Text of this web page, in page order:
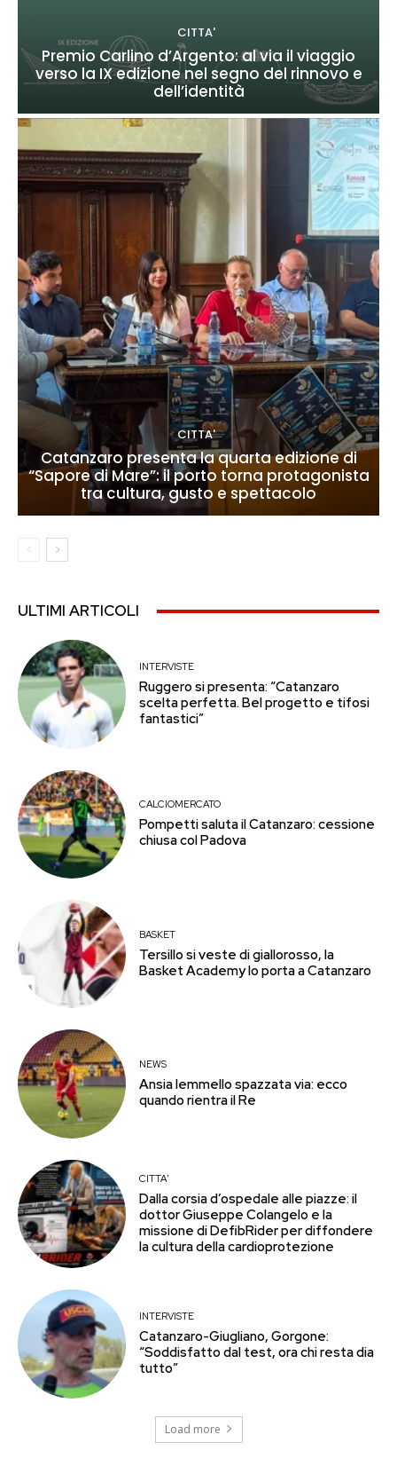
CITTA'
Premio Carlino d’Argento: al via il viaggio
verso la IX edizione nel segno del rinnovo e
dell’identità
CITTA'
Catanzaro presenta la quarta edizione di
“Sapore di Mare”: il porto torna protagonista
tra cultura, gusto e spettacolo
ULTIMI ARTICOLI
INTERVISTE
Ruggero si presenta: “Catanzaro
scelta perfetta. Bel progetto e tifosi
fantastici”
CALCIOMERCATO
Pompetti saluta il Catanzaro: cessione
chiusa col Padova
BASKET
Tersillo si veste di giallorosso, la
Basket Academy lo porta a Catanzaro
NEWS
Ansia Iemmello spazzata via: ecco
quando rientra il Re
CITTA'
Dalla corsia d’ospedale alle piazze: il
dottor Giuseppe Colangelo e la
missione di DefibRider per diffondere
la cultura della cardioprotezione
INTERVISTE
Catanzaro-Giugliano, Gorgone:
“Soddisfatto dal test, ora chi resta dia
tutto”
Load more